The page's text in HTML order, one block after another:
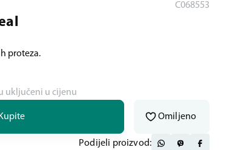
C068553
proteza.
uključeni u cijenu
Kupite Omiljeno
Podijeli proizvod: